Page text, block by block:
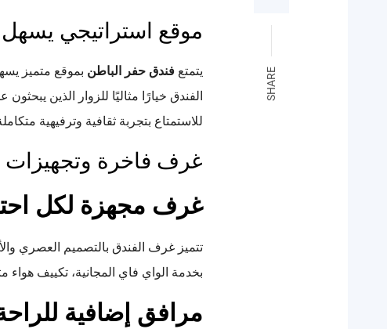
SHARE
موقع استراتيجي
يتمتع فندق حفر الباطن بموقع متميز
الفندق خيارًا مثاليًا للزوار الذين
للاستمتاع بتجربة ثقافية وترفيهية
غرف فاخرة وتجهيزات
غرف مجهزة لكل
تتميز غرف الفندق بالتصميم العصري
بخدمة الواي فاي المجانية، تكييف هواء
مرافق إضافية